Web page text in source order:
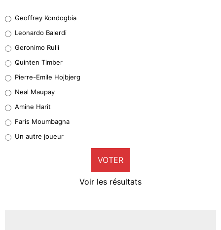
38%
32%
5%
1%
9%
Geoffrey Kondogbia
Leonardo Balerdi
Geronimo Rulli
Quinten Timber
Pierre-Emile Hojbjerg
Neal Maupay
Amine Harit
Faris Moumbagna
Un autre joueur
VOTER
Voir les résultats